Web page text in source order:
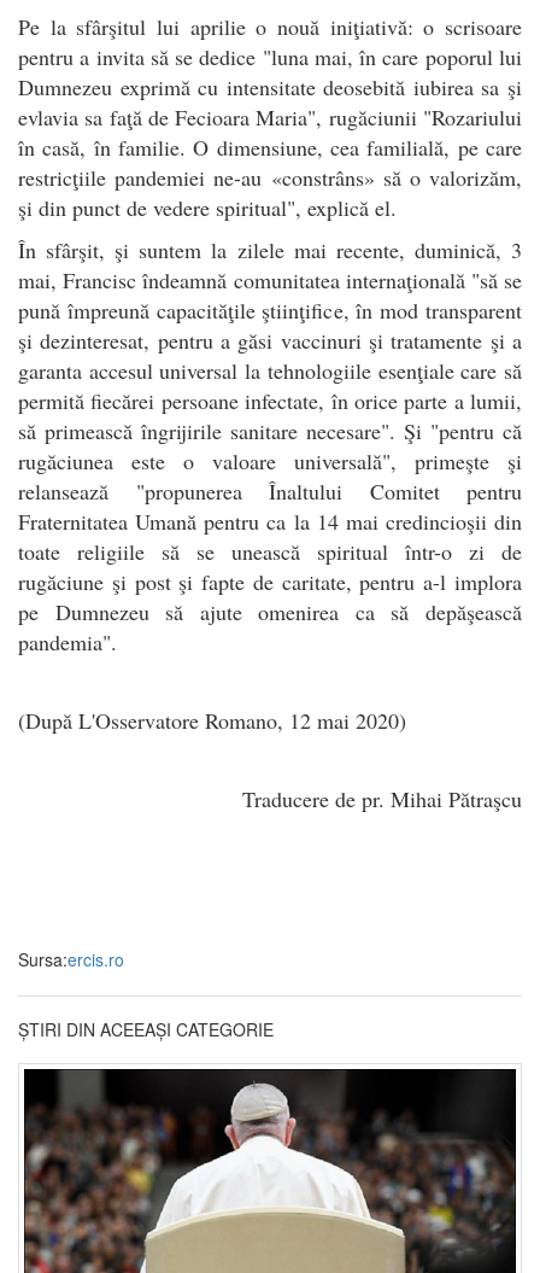
Pe la sfârşitul lui aprilie o nouă iniţiativă: o scrisoare
pentru a invita să se dedice "luna mai, în care poporul lui
Dumnezeu exprimă cu intensitate deosebită iubirea sa şi
evlavia sa faţă de Fecioara Maria", rugăciunii "Rozariului
în casă, în familie. O dimensiune, cea familială, pe care
restricţiile pandemiei ne-au «constrâns» să o valorizăm,
şi din punct de vedere spiritual", explică el.
În sfârşit, şi suntem la zilele mai recente, duminică, 3
mai, Francisc îndeamnă comunitatea internaţională "să se
pună împreună capacităţile ştiinţifice, în mod transparent
şi dezinteresat, pentru a găsi vaccinuri şi tratamente şi a
garanta accesul universal la tehnologiile esenţiale care să
permită fiecărei persoane infectate, în orice parte a lumii,
să primească îngrijirile sanitare necesare". Şi "pentru că
rugăciunea este o valoare universală", primeşte şi
relansează "propunerea Înaltului Comitet pentru
Fraternitatea Umană pentru ca la 14 mai credincioşii din
toate religiile să se unească spiritual într-o zi de
rugăciune şi post şi fapte de caritate, pentru a-l implora
pe Dumnezeu să ajute omenirea ca să depăşească
pandemia".
(După L'Osservatore Romano, 12 mai 2020)
Traducere de pr. Mihai Pătraşcu
Sursa:ercis.ro
ȘTIRI DIN ACEEAȘI CATEGORIE